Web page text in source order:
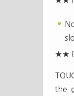
★★
the